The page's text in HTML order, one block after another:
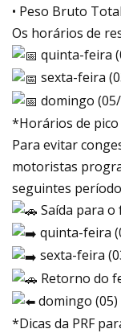
• Peso Bruto
Os horários de
quinta-feira
sexta-feira
domingo
*Horários de
Para evitar
motoristas
seguintes
Saída para o
quinta-feira
sexta-feira
Retorno do
domingo
*Dicas da PRF